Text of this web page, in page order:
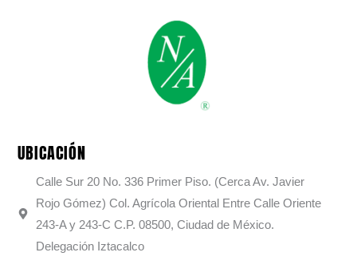
UBICACIÓN
Calle Sur 20 No. 336 Primer Piso. (Cerca Av. Javier
Rojo Gómez) Col. Agrícola Oriental Entre Calle Oriente
243-A y 243-C C.P. 08500, Ciudad de México.
Delegación Iztacalco